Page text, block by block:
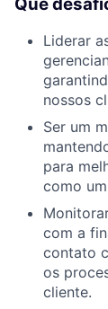
Liderar
nossos
Ser um
para
como
com a
contato
os
cliente.